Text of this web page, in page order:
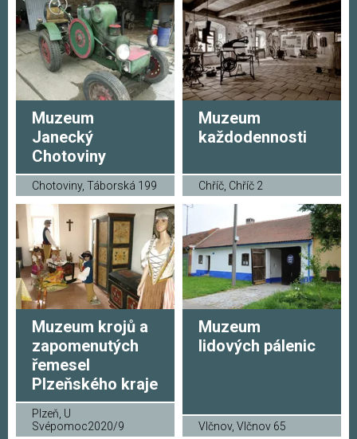
Muzeum
Janecký
Chotoviny
Chotoviny, Táborská 199
Muzeum
každodennosti
Chříč, Chříč 2
Muzeum krojů a
zapomenutých
řemesel
Plzeňského kraje
Plzeň, U
Svépomoc2020/9
Muzeum
lidových pálenic
Vlčnov, Vlčnov 65